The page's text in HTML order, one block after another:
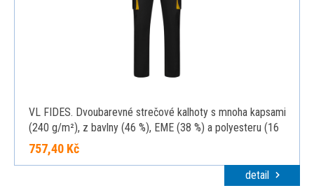
VL FIDES. Dvoubarevné strečové kalhoty s mnoha kapsami
(240 g/m²), z bavlny (46 %), EME (38 %) a polyesteru (16
%), černá, 34
757,40 Kč
detail